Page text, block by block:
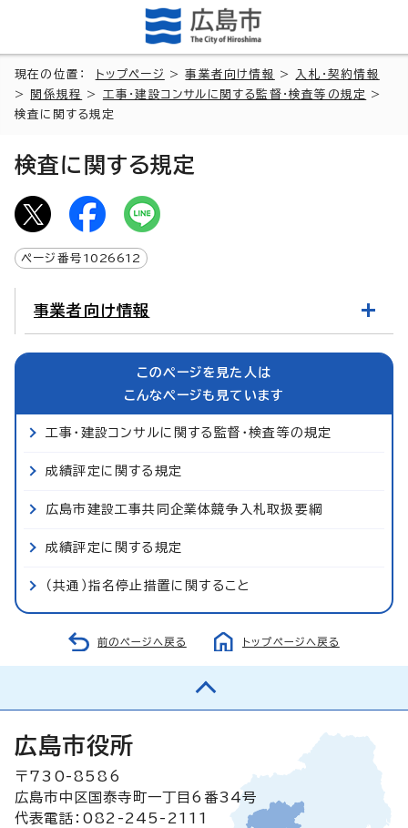
現在の位置： トップページ >事業者向け情報 >
入札・契約情報
>
関係規程 > 工事・建設コンサルに関する監督・検査等の規定
>
検査に関する規定
検査に関する規定
ページ番号 1026612
事業者向け情報
このページを見た人は
こんなページも見ています
工事・建設コンサルに関する監督・検査等の規定
成績評定に関する規定
広島市建設工事共同企業体競争入札取扱要綱
成績評定に関する規定
（共通）指名停止措置に関すること
前のページへ戻る トップページへ戻る
広島市役所
〒730-8586
広島市中区国泰寺町一丁目6番34号
代表電話：082-245-2111